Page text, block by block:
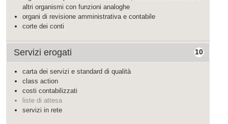
altri organismi con funzioni analoghe
organi di revisione amministrativa e contabile
corte dei conti
10
Servizi erogati
carta dei servizi e standard di qualità
class action
costi contabilizzati
liste di attesa
servizi in rete